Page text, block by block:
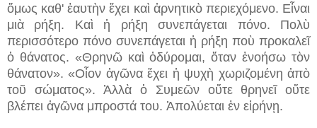
ὅμως καθ' ἑαυτὴν ἔχει καὶ ἀρνητικὸ περιεχόμενο. Εἶναι
μιὰ ρήξη. Καὶ ἡ ρήξη συνεπάγεται πόνο. Πολὺ
περισσότερο πόνο συνεπάγεται ἡ ρήξη ποὺ προκαλεῖ
ὁ θάνατος. «Θρηνῶ καὶ ὀδύρομαι, ὅταν ἐνοήσω τὸν
θάνατον». «Οἷον ἀγῶνα ἔχει ἡ ψυχὴ χωριζομένη ἀπὸ
τοῦ σώματος». Ἀλλὰ ὁ Συμεῶν οὔτε θρηνεῖ οὔτε
βλέπει ἀγῶνα μπροστά του. Ἀπολύεται ἐν εἰρήνῃ.